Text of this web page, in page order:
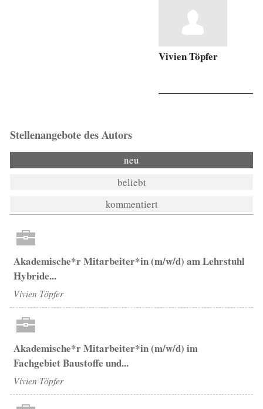
Vivien Töpfer
Stellenangebote des Autors
neu
beliebt
kommentiert
Akademische*r Mitarbeiter*in (m/w/d) am Lehrstuhl
Hybride...
Vivien Töpfer
Akademische*r Mitarbeiter*in (m/w/d) im
Fachgebiet Baustoffe und...
Vivien Töpfer